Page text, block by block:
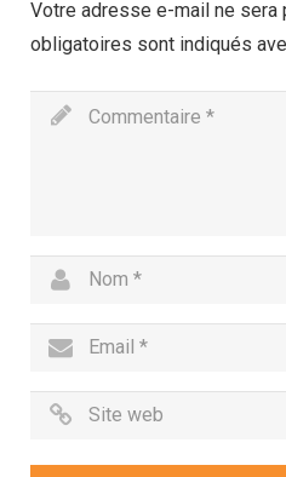
Votre adresse e-mail ne sera
obligatoires sont indiqués